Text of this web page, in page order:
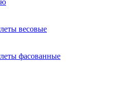
весовые
фасованные